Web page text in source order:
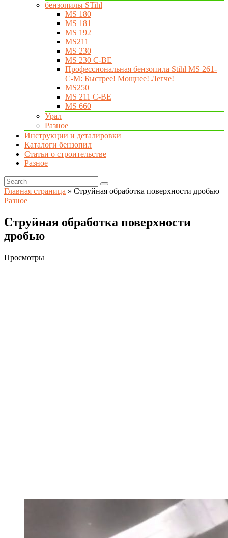
бензопилы STihl
MS 180
MS 181
MS 192
MS211
MS 230
MS 230 C-BE
Профессиональная бензопила Stihl MS 261-
C-M: Быстрее! Мощнее! Легче!
MS250
MS 211 C-BE
MS 660
Урал
Разное
Инструкции и деталировки
Каталоги бензопил
Статьи о строительстве
Разное
Главная страница » Струйная обработка поверхности дробью
Разное
Струйная обработка поверхности
дробью
Просмотры